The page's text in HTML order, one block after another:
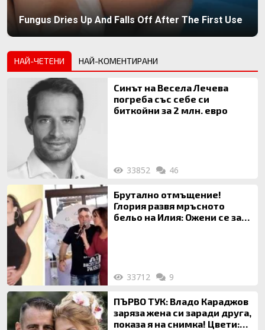
Fungus Dries Up And Falls Off After The First Use
НАЙ-ЧЕТЕНИ НАЙ-КОМЕНТИРАНИ
Синът на Весела Лечева
погреба със себе си
биткойни за 2 млн. евро
33852 46
Брутално отмъщение!
Глория развя мръсното
бельо на Илия: Ожени се за
33712 9
ПЪРВО ТУК: Владо Караджов
заряза жена си заради друга,
показа я на снимка! Цвети: